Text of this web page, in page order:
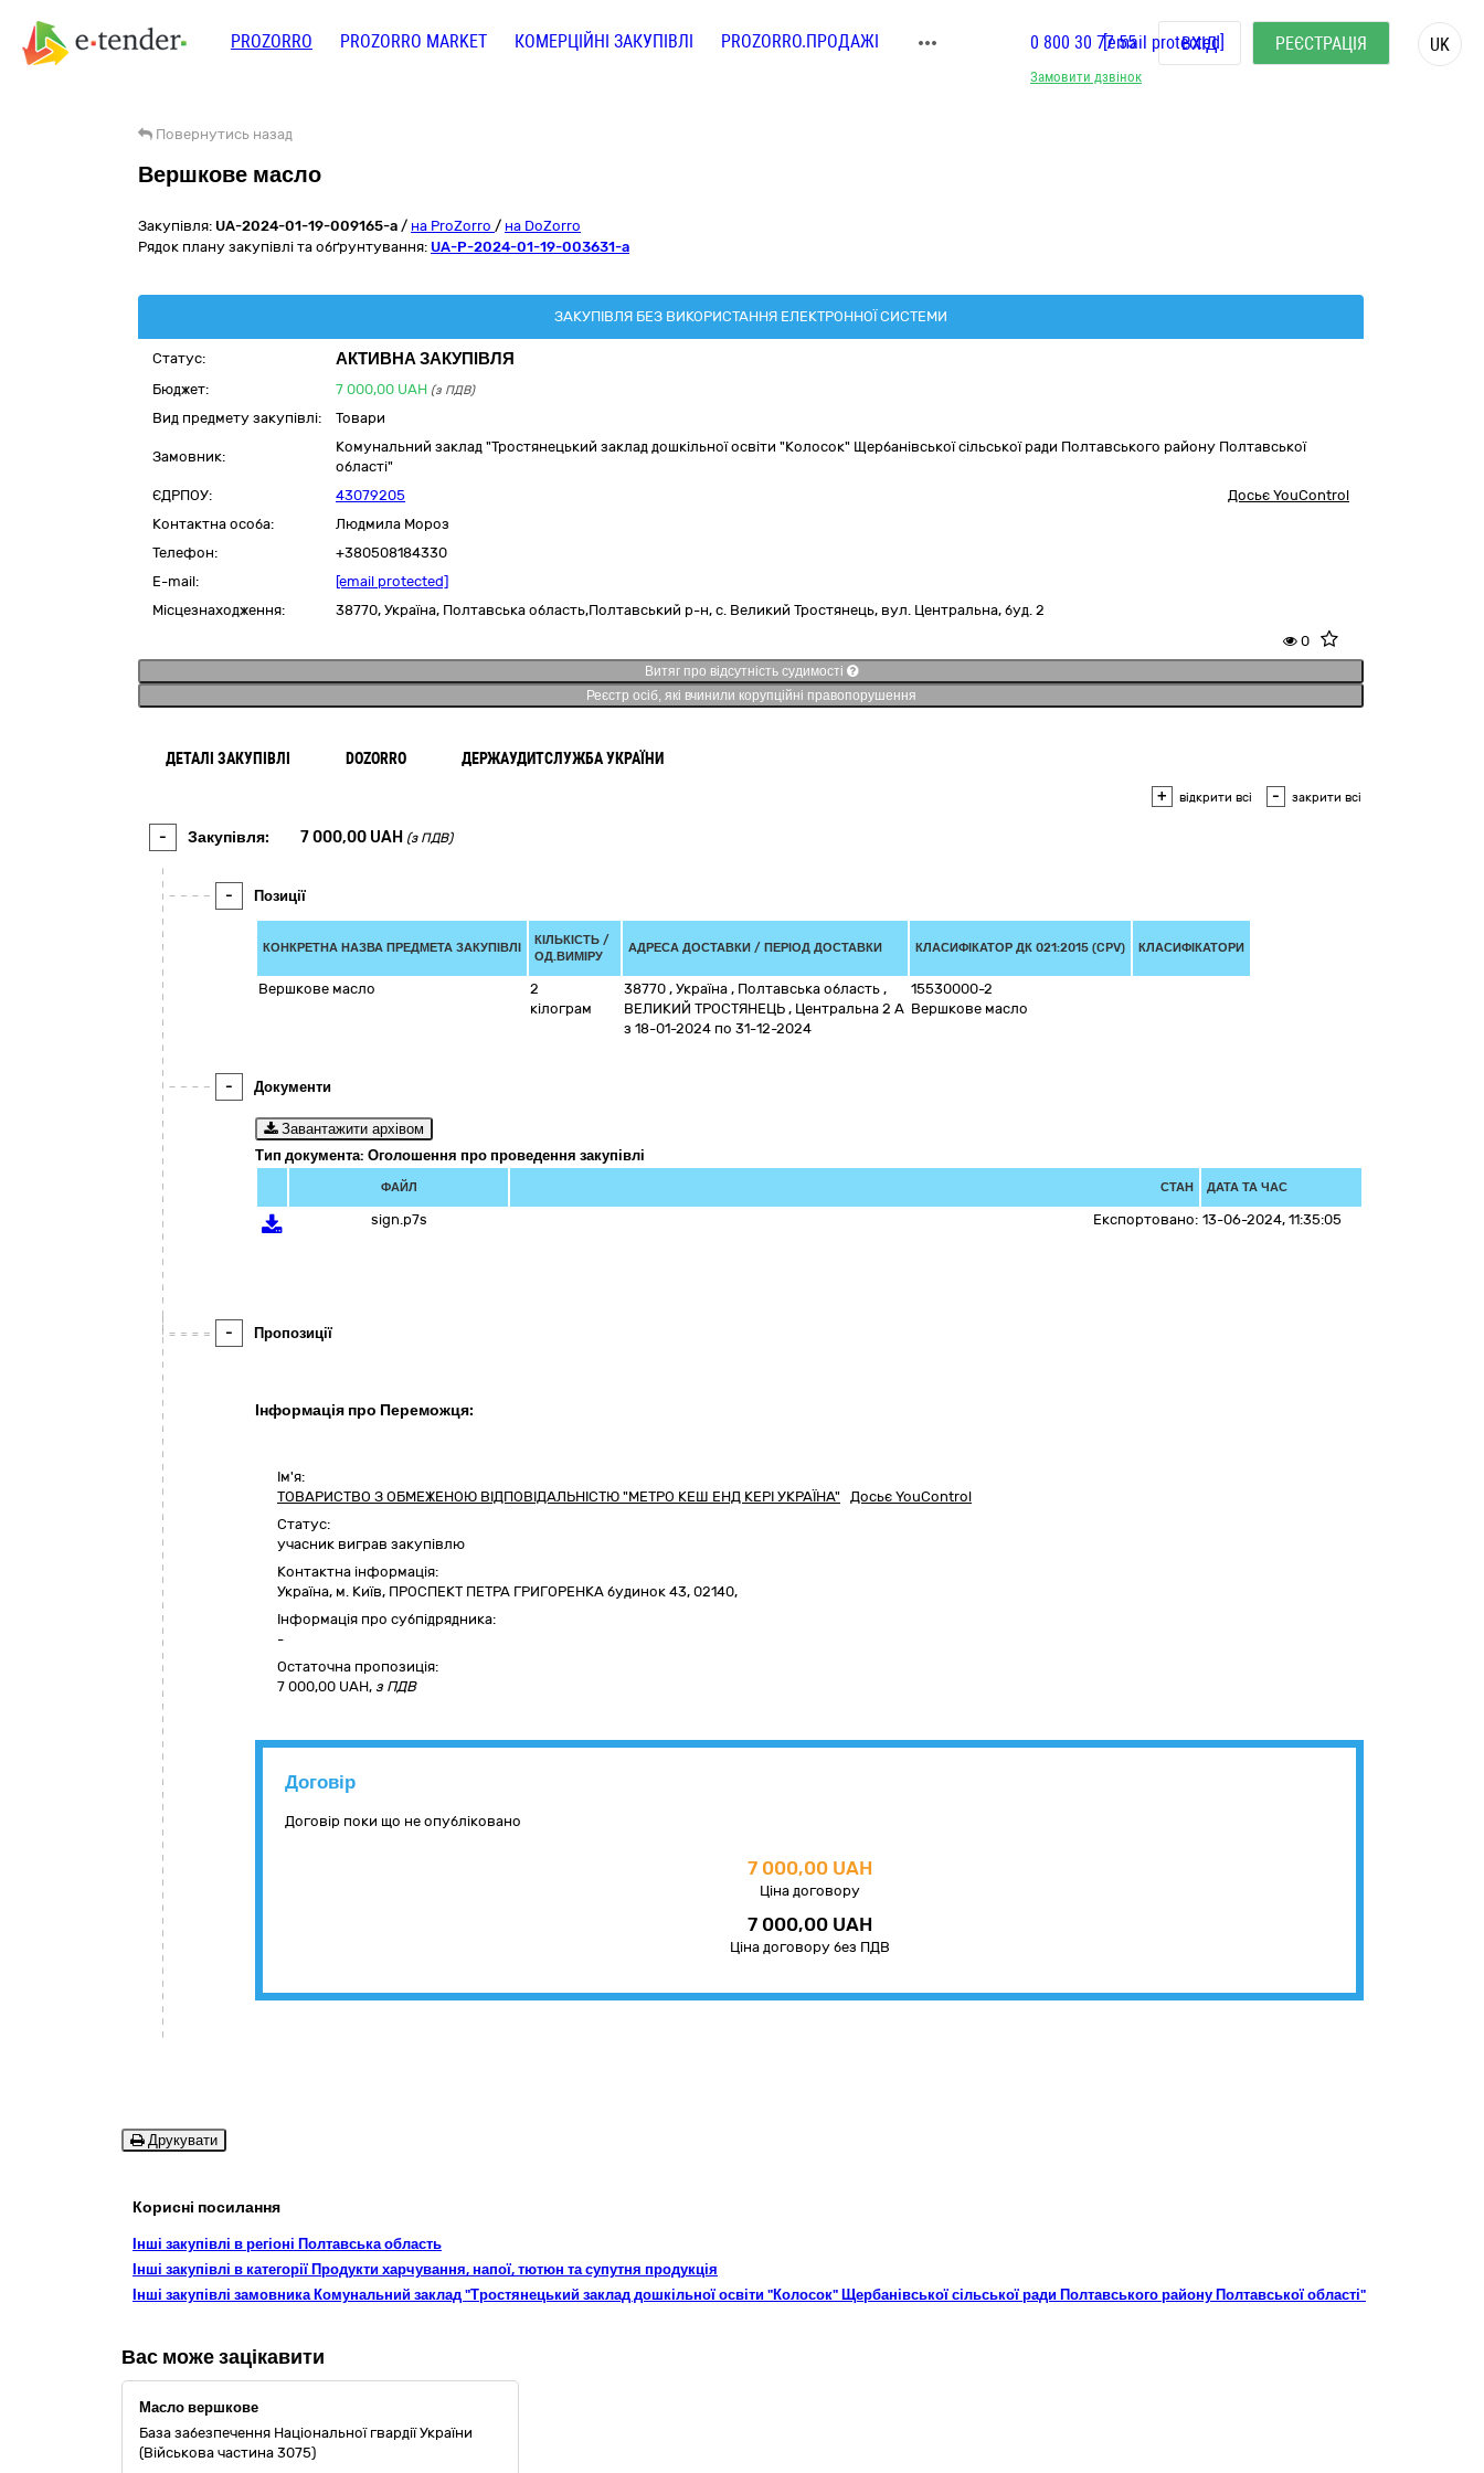
PROZORRO PROZORRO MARKET КОМЕРЦІЙНІ ЗАКУПІВЛІ PROZORRO.ПРОДАЖІ
Замовити дзвінок
0 800 30 77 55[email protected]
ВХІД РЕЄСТРАЦІЯ UK
Повернутись назад
Вершкове масло
Закупівля: UA-2024-01-19-009165-a / на ProZorro / на DoZorro
Рядок плану закупівлі та обґрунтування: UA-P-2024-01-19-003631-a
ЗАКУПІВЛЯ БЕЗ ВИКОРИСТАННЯ ЕЛЕКТРОННОЇ СИСТЕМИ
Статус: АКТИВНА ЗАКУПІВЛЯ
Бюджет: 7 000,00 UAH (з ПДВ)
Вид предмету закупівлі: Товари
Замовник:
Комунальний заклад "Тростянецький заклад дошкільної освіти "Колосок" Щербанівської сільської ради Полтавського району Полтавської
області"
ЄДРПОУ:
43079205
Досьє YouControl
Контактна особа:
Людмила Мороз
Телефон:
+380508184330
E-mail:
[email protected]
Місцезнаходження:
38770, Україна, Полтавська область,Полтавський р-н, с. Великий Тростянець, вул. Центральна, буд. 2
0
Витяг про відсутність судимості
Реєстр осіб, які вчинили корупційні правопорушення
ДЕТАЛІ ЗАКУПІВЛІ DOZORRO ДЕРЖАУДИТСЛУЖБА УКРАЇНИ
+ відкрити всі - закрити всі
- Закупівля: 7 000,00 UAH (з ПДВ)
- Позиції
КОНКРЕТНА НАЗВА ПРЕДМЕТА ЗАКУПІВЛІ
КІЛЬКІСТЬ /
ОД.ВИМІРУ
АДРЕСА ДОСТАВКИ / ПЕРІОД ДОСТАВКИ КЛАСИФІКАТОР ДК 021:2015 (CPV) КЛАСИФІКАТОРИ
Вершкове масло
2
кілограм
38770 , Україна , Полтавська область ,
ВЕЛИКИЙ ТРОСТЯНЕЦЬ , Центральна 2 А
з 18-01-2024 по 31-12-2024
15530000-2
Вершкове масло
- Документи
Завантажити архівом
Тип документа: Оголошення про проведення закупівлі
ФАЙЛ СТАН ДАТА ТА ЧАС
sign.p7s Експортовано: 13-06-2024, 11:35:05
- Пропозиції
Інформація про Переможця:
Ім'я:
ТОВАРИСТВО З ОБМЕЖЕНОЮ ВІДПОВІДАЛЬНІСТЮ "МЕТРО КЕШ ЕНД КЕРІ УКРАЇНА" Досьє YouControl
Статус:
учасник виграв закупівлю
Контактна інформація:
Україна, м. Київ, ПРОСПЕКТ ПЕТРА ГРИГОРЕНКА будинок 43, 02140,
Інформація про субпідрядника:
-
Остаточна пропозиція:
7 000,00 UAH, з ПДВ
Договір
Договір поки що не опубліковано
7 000,00 UAH
Ціна договору
7 000,00 UAH
Ціна договору без ПДВ
Друкувати
Корисні посилання
Інші закупівлі в регіоні Полтавська область
Інші закупівлі в категорії Продукти харчування, напої, тютюн та супутня продукція
Інші закупівлі замовника Комунальний заклад "Тростянецький заклад дошкільної освіти "Колосок" Щербанівської сільської ради Полтавського району Полтавської області"
Вас може зацікавити
Масло вершкове
База забезпечення Національної гвардії України
(Військова частина 3075)